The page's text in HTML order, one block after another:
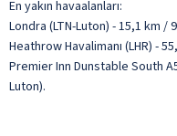
En yakın havaalanları:
Londra (LTN-Luton) - 15,1 km /
Heathrow Havalimanı (LHR) -
Premier Inn Dunstable South
Luton).